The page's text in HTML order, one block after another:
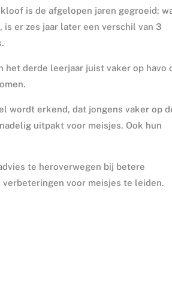
is de afgelopen jaren gegroeid:
is er zes jaar later een verschil van 3
het derde leerjaar juist vaker op havo
wordt erkend, dat jongens vaker op
uitpakt voor meisjes. Ook hun
te heroverwegen bij betere
voor meisjes te leiden.